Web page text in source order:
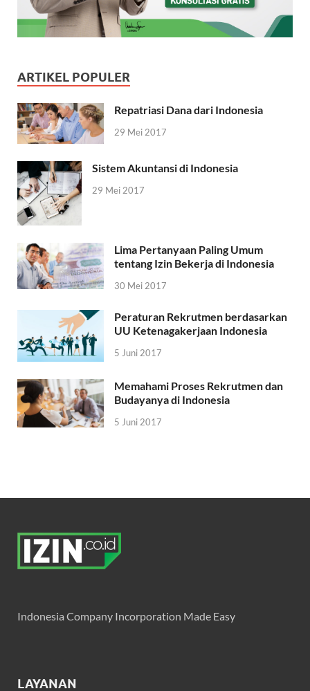
ARTIKEL POPULER
Repatriasi Dana dari Indonesia
29 Mei 2017
Sistem Akuntansi di Indonesia
29 Mei 2017
Lima Pertanyaan Paling Umum
tentang Izin Bekerja di Indonesia
30 Mei 2017
Peraturan Rekrutmen berdasarkan
UU Ketenagakerjaan Indonesia
5 Juni 2017
Memahami Proses Rekrutmen dan
Budayanya di Indonesia
5 Juni 2017
Indonesia Company Incorporation Made Easy
LAYANAN